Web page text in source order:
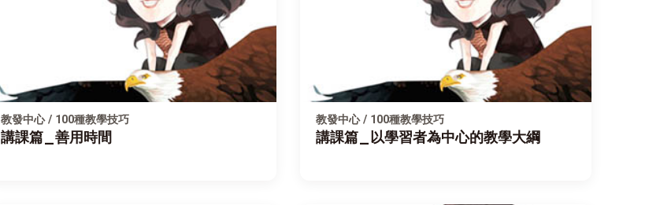
教發中心 / 100種教學技巧
講課篇_善用時間
教發中心 / 100種教學技巧
講課篇_以學習者為中心的教學大綱